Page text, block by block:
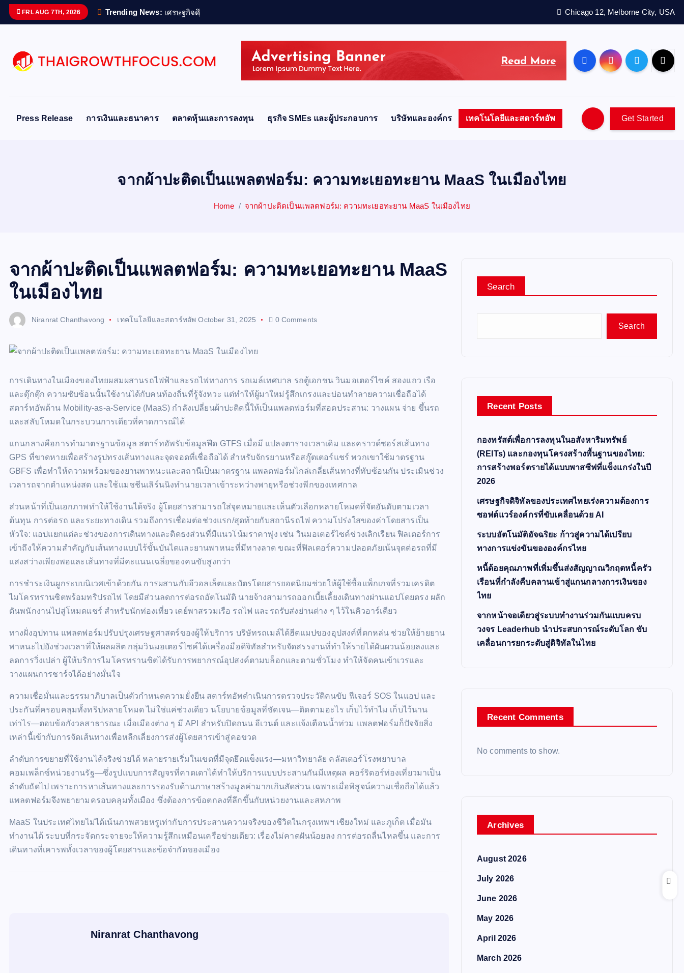
FRI. AUG 7TH, 2026 Trending News: เศรษฐกจด Chicago 12, Melborne City, USA
Press Release การเงินและธนาคาร ตลาดหุ้นและการลงทุน ธุรกิจ SMEs และผู้ประกอบการ บริษัทและองค์กร เทคโนโลยีและสตาร์ทอัพ Get Started
จากผ้าปะติดเป็นแพลตฟอร์ม: ความทะเยอทะยาน MaaS ในเมืองไทย
Home จากผ้าปะติดเป็นแพลตฟอร์ม: ความทะเยอทะยาน MaaS ในเมืองไทย
จากผ้าปะติดเป็นแพลตฟอร์ม: ความทะเยอทะยาน MaaS
ในเมืองไทย
Niranrat Chanthavong เทคโนโลยีและสตาร์ทอัพ October 31, 2025 0 Comments
การเดินทางในเมืองของไทยผสมผสานรถไฟฟ้าและรถไฟทางการ รถเมล์เทศบาล รถตู้เอกชน วินมอเตอร์ไซค์ สองแถว เรือ
และตุ๊กตุ๊ก ความซับซ้อนนั้นใช้งานได้กับคนท้องถิ่นที่รู้จังหวะ แต่ทำให้ผู้มาใหม่รู้สึกเกรงและบ่อนทำลายความเชื่อถือได้
สตาร์ทอัพด้าน Mobility-as-a-Service (MaaS) กำลังเปลี่ยนผ้าปะติดนี้ให้เป็นแพลตฟอร์มที่สอดประสาน: วางแผน จ่าย ขึ้นรถ
และสลับโหมดในกระบวนการเดียวที่คาดการณ์ได้
แกนกลางคือการทำมาตรฐานข้อมูล สตาร์ทอัพรับข้อมูลฟีด GTFS เมื่อมี แปลงตารางเวลาเดิม และคราวด์ซอร์สเส้นทาง
GPS ที่ขาดหายเพื่อสร้างรูปทรงเส้นทางและจุดจอดที่เชื่อถือได้ สำหรับจักรยานหรือสกู๊ตเตอร์แชร์ พวกเขาใช้มาตรฐาน
GBFS เพื่อทำให้ความพร้อมของยานพาหนะและสถานีเป็นมาตรฐาน แพลตฟอร์มไกล่เกลี่ยเส้นทางที่ทับซ้อนกัน ประเมินช่วง
เวลารถจากตำแหน่งสด และใช้แมชชีนเลิร์นนิงทำนายเวลาเข้าระหว่างพายุหรือช่วงพีกของเทศกาล
ส่วนหน้าที่เป็นเอกภาพทำให้ใช้งานได้จริง ผู้โดยสารสามารถใส่จุดหมายและเห็นตัวเลือกหลายโหมดที่จัดอันดับตามเวลา
ต้นทุน การต่อรถ และระยะทางเดิน รวมถึงการเชื่อมต่อช่วงแรก/สุดท้ายกับสถานีรถไฟ ความโปร่งใสของค่าโดยสารเป็น
หัวใจ: แอปแยกแต่ละช่วงของการเดินทางและติดธงส่วนที่มีแนวโน้มราคาพุ่ง เช่น วินมอเตอร์ไซค์ช่วงเลิกเรียน ฟิลเตอร์การ
เข้าถึงให้ความสำคัญกับเส้นทางแบบไร้ขั้นบันไดและยานพาหนะที่มีทางลาด ขณะที่ฟิลเตอร์ความปลอดภัยเน้นจุดต่อรถที่มี
แสงสว่างเพียงพอและเส้นทางที่มีคะแนนเฉลี่ยของคนขับสูงกว่า
การชำระเงินผูกระบบนิเวศเข้าด้วยกัน การผสานกับอีวอลเล็ตและบัตรโดยสารยอดนิยมช่วยให้ผู้ใช้ซื้อแพ็กเกจที่รวมเครดิต
ไมโครทรานซิตพร้อมทริปรถไฟ โดยมีส่วนลดการต่อรถอัตโนมัติ นายจ้างสามารถออกเบี้ยเลี้ยงเดินทางผ่านแอปโดยตรง ผลัก
ดันพนักงานไปสู่โหมดแชร์ สำหรับนักท่องเที่ยว เดย์พาสรวมเรือ รถไฟ และรถรับส่งย่านต่าง ๆ ไว้ในคิวอาร์เดียว
ทางฝั่งอุปทาน แพลตฟอร์มปรับปรุงเศรษฐศาสตร์ของผู้ให้บริการ บริษัทรถเมล์ได้ฮีตแมปของอุปสงค์ที่ตกหล่น ช่วยให้ย้ายยาน
พาหนะไปยังช่วงเวลาที่ให้ผลผลิต กลุ่มวินมอเตอร์ไซค์ได้เครื่องมือดิจิทัลสำหรับจัดสรรงานที่ทำให้รายได้ผันผวนน้อยลงและ
ลดการวิ่งเปล่า ผู้ให้บริการไมโครทรานซิตได้รับการพยากรณ์อุปสงค์ตามบล็อกและตามชั่วโมง ทำให้จัดคนเข้าเวรและ
วางแผนการชาร์จได้อย่างมั่นใจ
ความเชื่อมั่นและธรรมาภิบาลเป็นตัวกำหนดความยั่งยืน สตาร์ทอัพดำเนินการตรวจประวัติคนขับ ฟีเจอร์ SOS ในแอป และ
ประกันที่ครอบคลุมทั้งทริปหลายโหมด ไม่ใช่แค่ช่วงเดียว นโยบายข้อมูลที่ชัดเจน—ติดตามอะไร เก็บไว้ทำไม เก็บไว้นาน
เท่าไร—ตอบข้อกังวลสาธารณะ เมื่อเมืองต่าง ๆ มี API สำหรับปิดถนน อีเวนต์ และแจ้งเตือนน้ำท่วม แพลตฟอร์มก็ปัจจัยสิ่ง
เหล่านี้เข้ากับการจัดเส้นทางเพื่อหลีกเลี่ยงการส่งผู้โดยสารเข้าสู่คอขวด
ลำดับการขยายที่ใช้งานได้จริงช่วยได้ หลายรายเริ่มในเขตที่มีจุดยึดแข็งแรง—มหาวิทยาลัย คลัสเตอร์โรงพยาบาล
คอมเพล็กซ์หน่วยงานรัฐ—ซึ่งรูปแบบการสัญจรที่คาดเดาได้ทำให้บริการแบบประสานกันมีเหตุผล คอร์ริดอร์ท่องเที่ยวมาเป็น
ลำดับถัดไป เพราะการหาเส้นทางและการรองรับด้านภาษาสร้างมูลค่ามากเกินสัดส่วน เฉพาะเมื่อพิสูจน์ความเชื่อถือได้แล้ว
แพลตฟอร์มจึงพยายามครอบคลุมทั้งเมือง ซึ่งต้องการข้อตกลงที่ลึกขึ้นกับหน่วยงานและสหภาพ
MaaS ในประเทศไทยไม่ได้เน้นภาพสวยหรูเท่ากับการประสานความจริงของชีวิตในกรุงเทพฯ เชียงใหม่ และภูเก็ต เมื่อมัน
ทำงานได้ ระบบที่กระจัดกระจายจะให้ความรู้สึกเหมือนเครือข่ายเดียว: เรื่องไม่คาดฝันน้อยลง การต่อรถลื่นไหลขึ้น และการ
เดินทางที่เคารพทั้งเวลาของผู้โดยสารและข้อจำกัดของเมือง
Niranrat Chanthavong
Search
Search
Recent Posts
กองทรัสต์เพื่อการลงทุนในอสังหาริมทรัพย์
(REITs) และกองทุนโครงสร้างพื้นฐานของไทย:
การสร้างพอร์ตรายได้แบบพาสซีฟที่แข็งแกร่งในปี
2026
เศรษฐกิจดิจิทัลของประเทศไทยเร่งความต้องการ
ซอฟต์แวร์องค์กรที่ขับเคลื่อนด้วย AI
ระบบอัตโนมัติอัจฉริยะ ก้าวสู่ความได้เปรียบ
ทางการแข่งขันขององค์กรไทย
หนี้ด้อยคุณภาพที่เพิ่มขึ้นส่งสัญญาณวิกฤตหนี้ครัว
เรือนที่กำลังคืบคลานเข้าสู่แกนกลางการเงินของ
ไทย
จากหน้าจอเดียวสู่ระบบทำงานร่วมกันแบบครบ
วงจร Leaderhub นำประสบการณ์ระดับโลก ขับ
เคลื่อนการยกระดับสู่ดิจิทัลในไทย
Recent Comments
No comments to show.
Archives
August 2026
July 2026
June 2026
May 2026
April 2026
March 2026